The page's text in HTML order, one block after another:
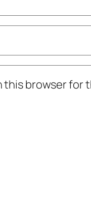
this browser for